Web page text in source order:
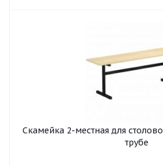
Скамейка 2-местная для
трубе